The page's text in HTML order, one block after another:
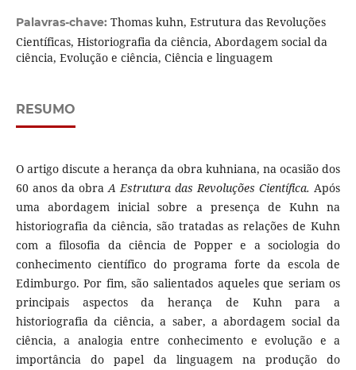
Palavras-chave: Thomas kuhn, Estrutura das Revoluções
Científicas, Historiografia da ciência, Abordagem social da
ciência, Evolução e ciência, Ciência e linguagem
RESUMO
O artigo discute a herança da obra kuhniana, na ocasião dos
60 anos da obraA Estrutura das Revoluções Científica.Após
uma abordagem inicial sobre a presença de Kuhn na
historiografia da ciência, são tratadas as relações de Kuhn
com a filosofia da ciência de Popper e a sociologia do
conhecimento científico do programa forte da escola de
Edimburgo. Por fim, são salientados aqueles que seriam os
principais aspectos da herança de Kuhn para a
historiografia da ciência, a saber, a abordagem social da
ciência, a analogia entre conhecimento e evolução e a
importância do papel da linguagem na produção do